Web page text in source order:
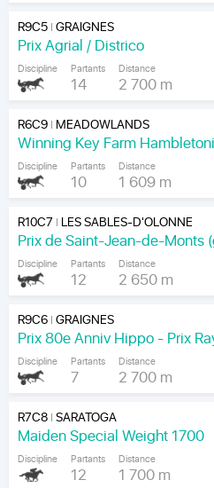
R9C5|GRAIGNES
Prix Agrial / Districo
Discipline Partants
14
Distance
2 700 m
R6C9| MEADOWLANDS
Discipline Partants
10
Distance
1 609 m
R10C7 | LES SABLES-D'OLONNE
Prix de Saint-Jean-de-Monts
Discipline Partants
12
Distance
2 650 m
R9C6|GRAIGNES
Prix 80e Anniv Hippo - Prix
Discipline Partants
7
Distance
2 700 m
R7C8|SARATOGA
Maiden Special Weight 1700
Discipline Partants
12
Distance
1 700 m